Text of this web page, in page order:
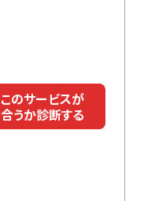
このサービスが
合うか診断する